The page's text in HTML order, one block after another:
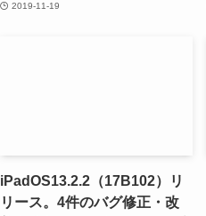
2019-11-19
iPadOS13.2.2（17B102）リ
リース。4件のバグ修正・改